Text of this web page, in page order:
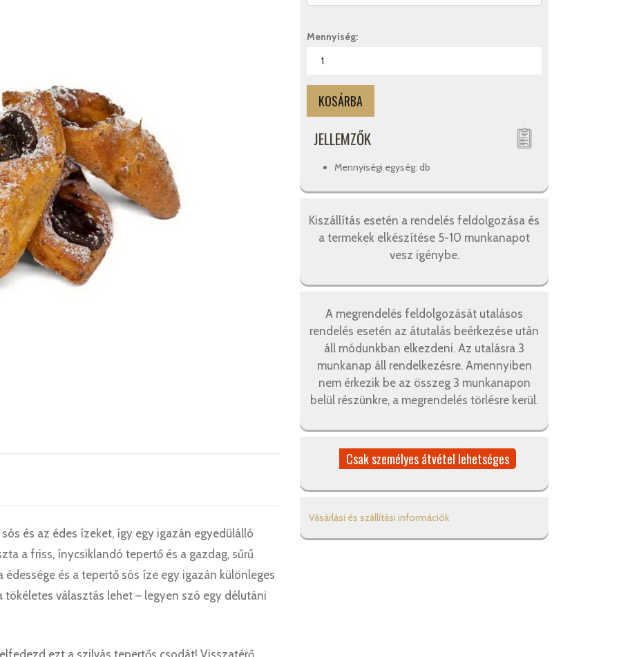
és az édes ízeket, így egy igazán egyedülálló
a friss, ínycsiklandó tepertő és a gazdag, sűrű
és a tepertő sós íze egy igazán különleges
választás lehet – legyen szó egy délutáni
ezt a szilvás tepertős csodát! Visszatérő
Mennyiség:
JELLEMZŐK
Mennyiségi egység: db
Kiszállítás esetén a rendelés feldolgozása és
a termekek elkészítése 5-10 munkanapot
vesz igénybe.
A megrendelés feldolgozását utalásos
rendelés esetén az átutalás beérkezése után
áll módunkban elkezdeni. Az utalásra 3
munkanap áll rendelkezésre. Amennyiben
nem érkezik be az összeg 3 munkanapon
belül részünkre, a megrendelés törlésre kerül.
Csak személyes átvétel lehetséges
Vásárlási és szállítási információk